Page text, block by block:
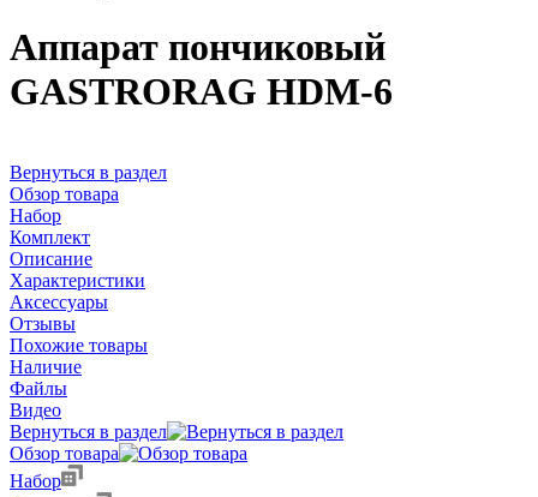
Аппарат пончиковый
GASTRORAG HDM-6
Вернуться в раздел
Обзор товара
Набор
Комплект
Описание
Характеристики
Аксессуары
Отзывы
Похожие товары
Наличие
Файлы
Видео
Вернуться в раздел
Обзор товара
Набор